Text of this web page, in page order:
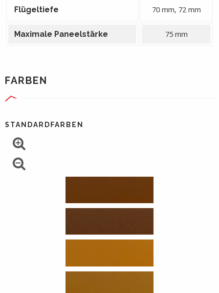
Flügeltiefe 70 mm, 72 mm
Maximale Paneelstärke 75 mm
FARBEN
STANDARDFARBEN